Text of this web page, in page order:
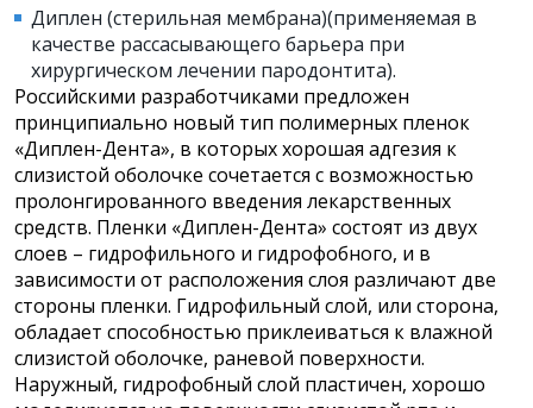
Диплен (стерильная мембрана)(применяемая в
качестве рассасывающего барьера при
хирургическом лечении пародонтита).
Российскими разработчиками предложен
принципиально новый тип полимерных пленок
«Диплен-Дента», в которых хорошая адгезия к
слизистой оболочке сочетается с возможностью
пролонгированного введения лекарственных
средств. Пленки «Диплен-Дента» состоят из двух
слоев – гидрофильного и гидрофобного, и в
зависимости от расположения слоя различают две
стороны пленки. Гидрофильный слой, или сторона,
обладает способностью приклеиваться к влажной
слизистой оболочке, раневой поверхности.
Наружный, гидрофобный слой пластичен, хорошо